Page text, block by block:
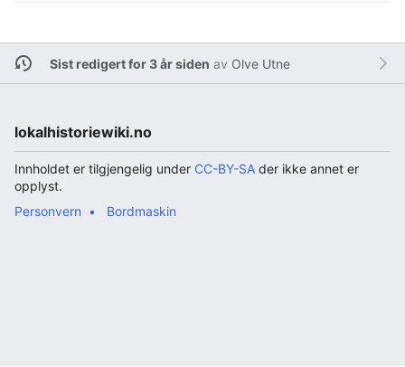
Sist redigert for 3 år siden av Olve Utne
lokalhistoriewiki.no
Innholdet er tilgjengelig under CC-BY-SA der ikke annet er
opplyst.
Personvern
Bordmaskin